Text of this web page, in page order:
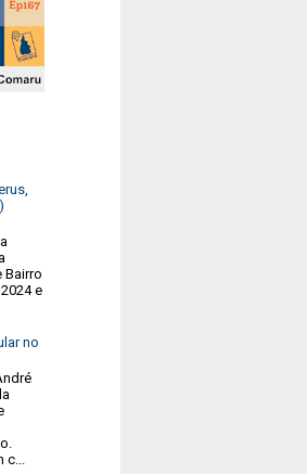
Bairro
e
no